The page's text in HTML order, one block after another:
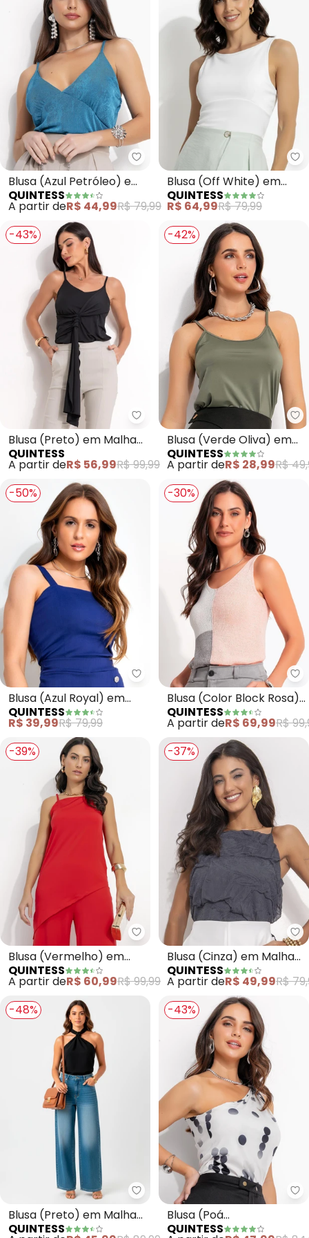
Quintess - Blusa (Azul
Blusa (Azul Petróleo) em
Malha Flow
QUINTESS
A partir deR$ 44,99R$ 79,99
Blusa (Off White) em
Malha Crepe
QUINTESS
R$ 64,99R$ 79,99
-43%
Quintess - Blusa (Preto) em
Blusa (Preto) em Malha
Fria
QUINTESS
A partir deR$ 56,99R$ 99,99
-42%
Blusa (Verde Oliva) em
Malha Fria
QUINTESS
A partir deR$ 28,99R$
-50%
Quintess - Blusa (Azul Royal)
Blusa (Azul Royal) em
Bengaline
QUINTESS
R$ 39,99R$ 79,99
-30%
Blusa (Color Block Rosa)
em Tricot
QUINTESS
A partir deR$ 69,99R$
-39%
Quintess - Blusa (Vermelho)
Blusa (Vermelho) em
Malha Fria
QUINTESS
A partir deR$ 60,99R$ 99,99
-37%
Blusa (Cinza) em Malha
Jacquard
QUINTESS
A partir deR$ 49,99R$
-48%
Quintess - Blusa (Preto) em
Blusa (Preto) em Malha
Crepe
QUINTESS
-43%
Blusa (Poá
Desconstruído) em
QUINTESS